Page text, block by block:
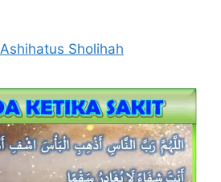
Ashihatus Sholihah